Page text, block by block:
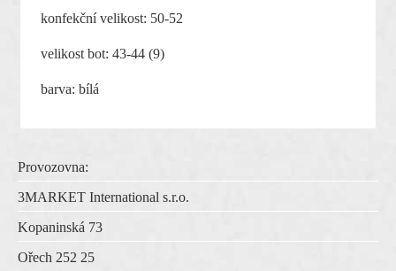
konfekční velikost: 50-52
velikost bot: 43-44 (9)
barva: bílá
Provozovna:
3MARKET International s.r.o.
Kopaninská 73
Ořech 252 25